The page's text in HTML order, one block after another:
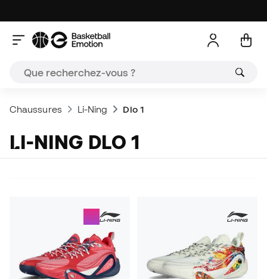
Chaussures Li-Ning Dlo 1
LI-NING DLO 1